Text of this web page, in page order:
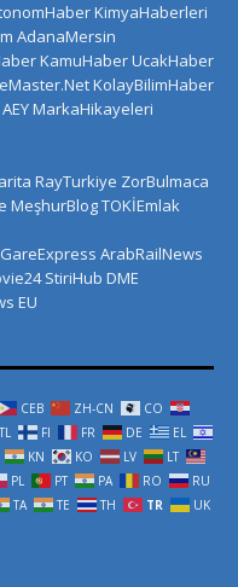
KimyaHaberleri
AdanaMersin
KamuHaberUcakHaber
KolayBilimHaber
AEYMarkaHikayeleri
RayTurkiye ZorBulmaca
MeşhurBlogTOKİEmlak
GareExpress ArabRailNews
StiriHub DME
EU
CEB ZH-CN
CO
TL FI FR DE
EL
KN KO LV
LT
PL PT PA RO
RU
TA TE TH TR
UK